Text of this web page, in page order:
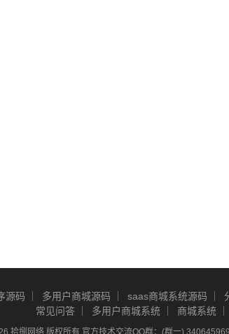
源码 多用户商城源码 saas商城系统源码
常见问答
多用户商城系统 商城系统
拾捌网络 版权所有 官方技术交流QQ群：(群一)